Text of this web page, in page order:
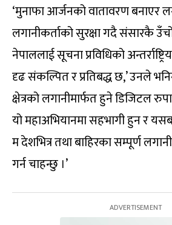
‘मुनाफा आर्जनको वातावरण बनाएर
लगानीकर्ताको सुरक्षा गदै संसारकै
नेपाललाई सूचना प्रविधिको
दृढ संकल्पित र प्रतिबद्ध छ,’ उनले
क्षेत्रको लगानीमार्फत हुने डिजिटल
यो महाअभियानमा सहभागी हुन र
म देशभित्र तथा बाहिरका सम्पूर्ण
गर्न चाहन्छु ।’